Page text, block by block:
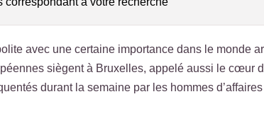
avec une certaine importance dans le monde
siègent à Bruxelles, appelé aussi le cœur
durant la semaine par les hommes